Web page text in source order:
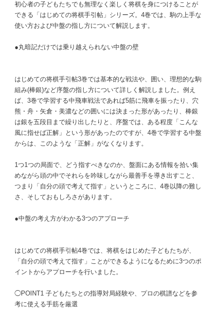
初心者の子どもたちでも無理なく楽しく将棋を身につけることが
できる「はじめての将棋手引帖」シリーズ。4巻では、駒の上手な
使い方および中盤の指し方について解説します。
●丸暗記だけでは乗り越えられない中盤の壁
はじめての将棋手引帖3巻では基本的な戦法や、囲い、理想的な駒
組み(棒銀)など序盤の指し方について詳しく解説しました。例え
ば、3巻で学習する中飛車戦法であれば5筋に飛車を振ったり、穴
熊・舟・矢倉・美濃などの囲いには決まった形があったり、棒銀
は銀を五段目まで繰り出したりと、序盤では、ある程度「こんな
風に指せば正解」という形があったのですが、4巻で学習する中盤
からは、このような「正解」がなくなります。
1つ1つの局面で、どう指すべきなのか、盤面にある情報を拾い集
めながら頭の中でそれらを吟味しながら最善手を導き出すこと、
つまり「自分の頭で考えて指す」というところに、4巻以降の難し
さ、そしておもしろさがあります。
●中盤の考え方がわかる3つのアプローチ
はじめての将棋手引帖4巻では、将棋をはじめた子どもたちが、
「自分の頭で考えて指す」ことができるようになるために3つのポ
イントからアプローチを行いました。
◯POINT1 子どもたちとの指導対局経験や、プロの棋譜などを参
考に使える手筋を厳選